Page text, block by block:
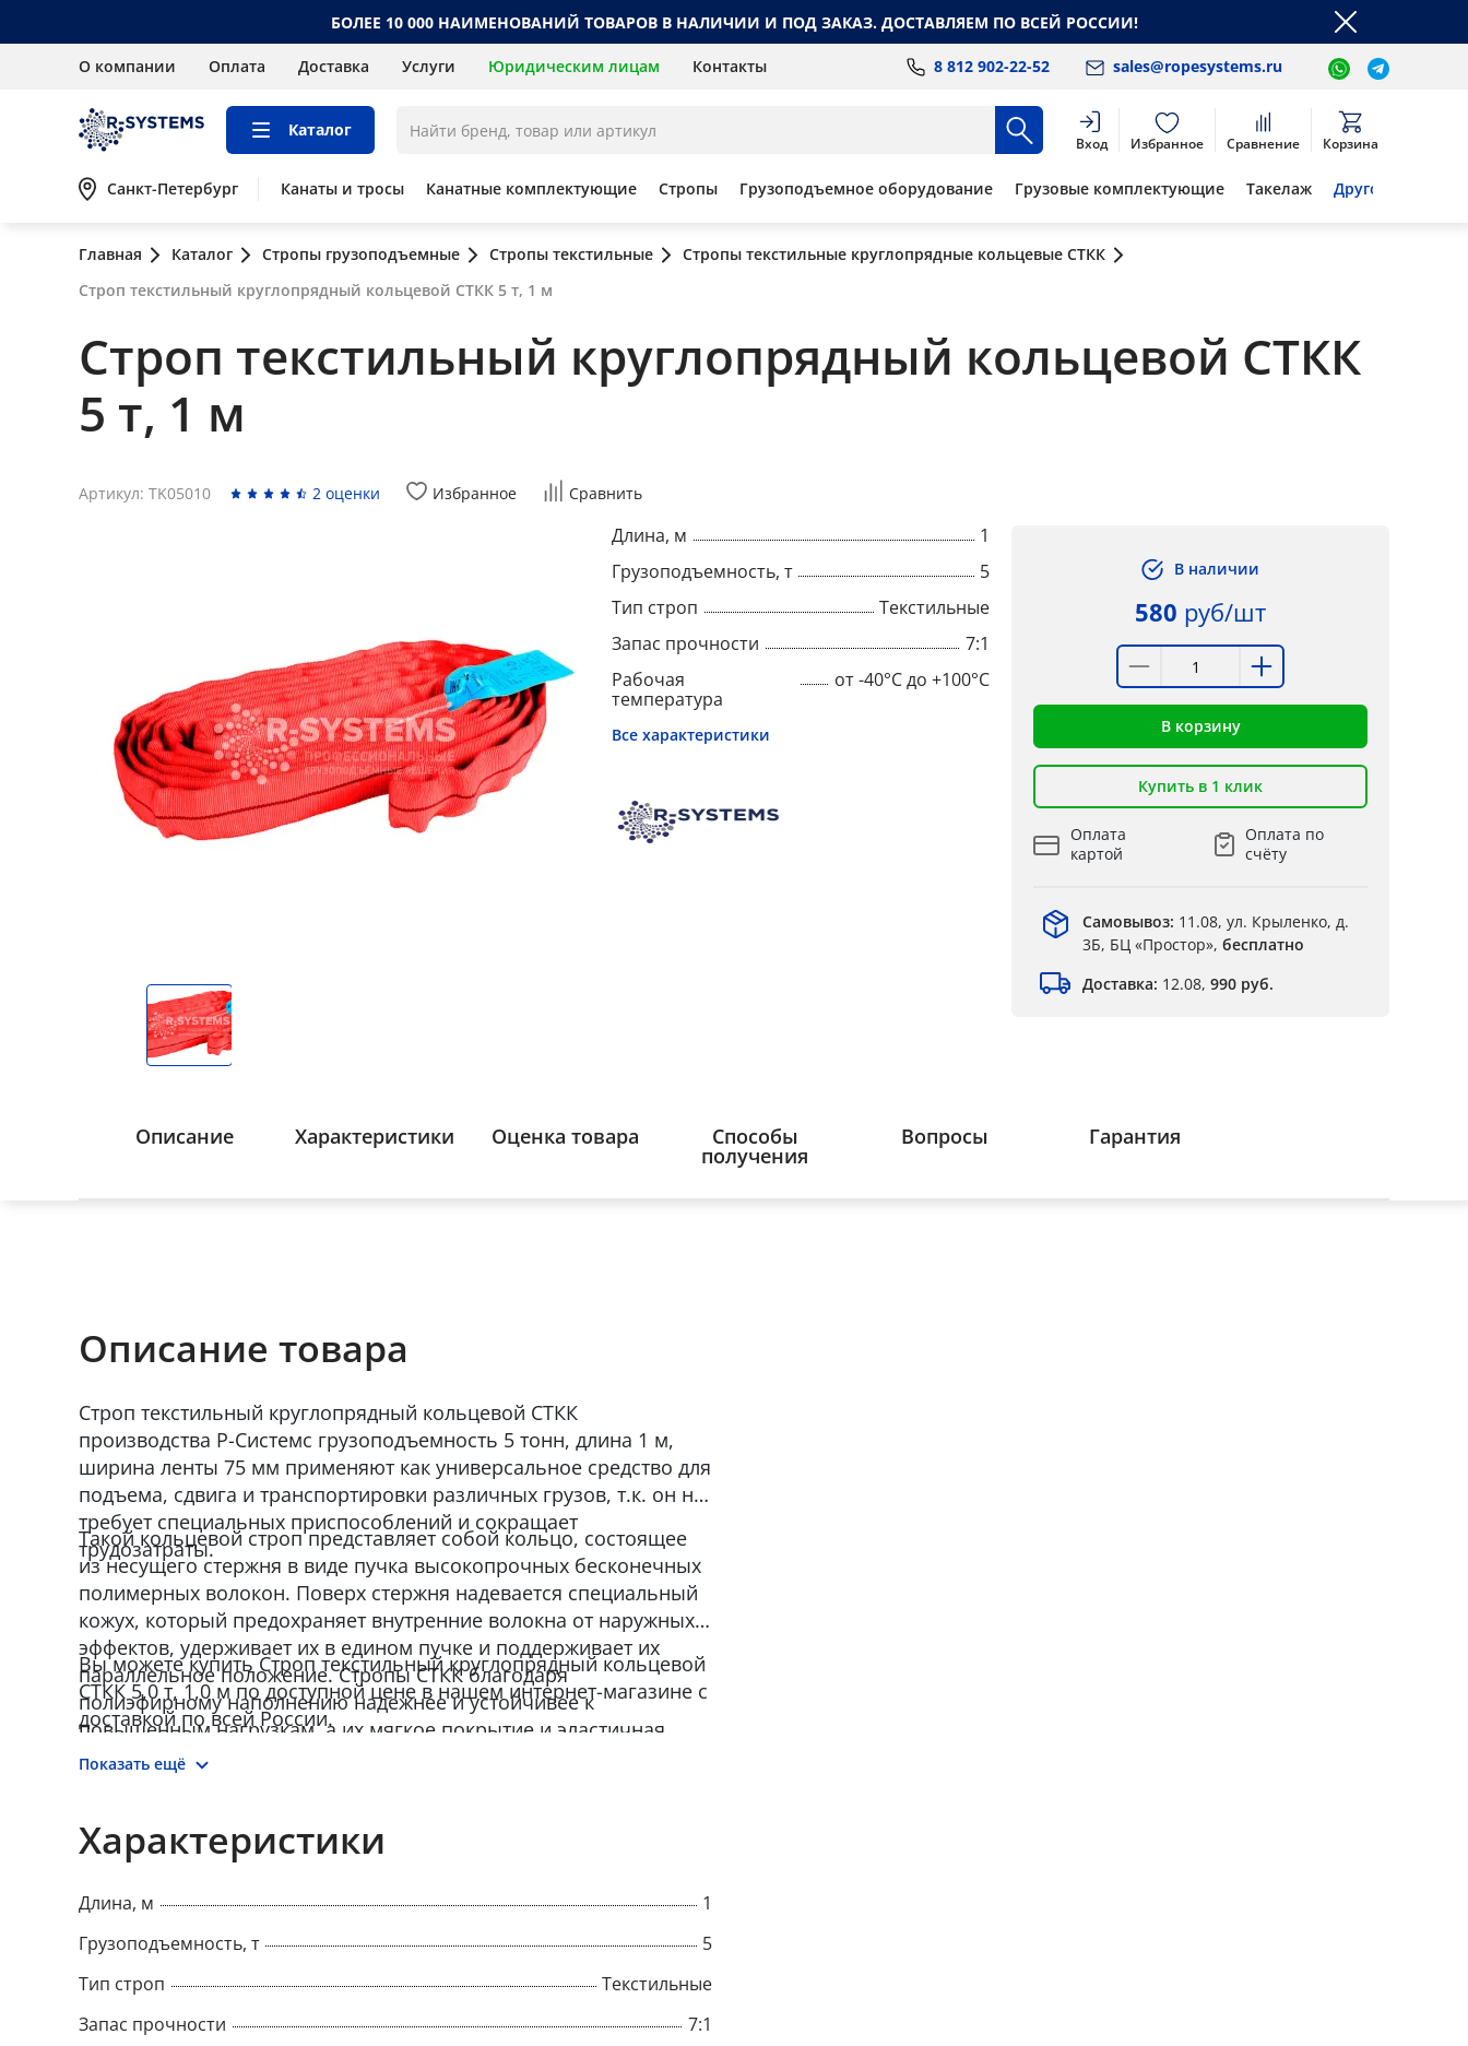
БОЛЕЕ 10 000 НАИМЕНОВАНИЙ ТОВАРОВ В НАЛИЧИИ И ПОД ЗАКАЗ. ДОСТАВЛЯЕМ ПО ВСЕЙ РОССИИ!
О компании Оплата Доставка Услуги Юридическим лицам Контакты 8 812 902-22-52 sales@ropesystems.ru
Каталог
Вход Избранное Сравнение Корзина
Санкт-Петербург Канаты и тросы Канатные комплектующие Стропы Грузоподъемное оборудование Грузовые комплектующие Такелаж Другое
Главная Каталог Стропы грузоподъемные Стропы текстильные
Стропы текстильные круглопрядные кольцевые СТКК
Строп текстильный круглопрядный кольцевой СТКК 5 т, 1 м
Строп текстильный круглопрядный кольцевой СТКК
5 т, 1 м
Артикул: TK05010 2 оценки Избранное Сравнить
Длина, м
1
Грузоподъемность, т
5
Тип строп
Текстильные
Запас прочности
7:1
Рабочая
температура
от -40°C до +100°C
Все характеристики
В наличии
580 руб/шт
В корзину
Купить в 1 клик
Оплата
картой
Оплата по
счёту
Самовывоз: 11.08, ул. Крыленко, д.
3Б, БЦ «Простор», бесплатно
Доставка: 12.08, 990 руб.
Описание Характеристики Оценка товара Способы
получения
Вопросы Гарантия
Описание товара
Строп текстильный круглопрядный кольцевой СТКК
производства Р-Системс грузоподъемность 5 тонн, длина 1 м,
ширина ленты 75 мм применяют как универсальное средство для
подъема, сдвига и транспортировки различных грузов, т.к. он не
требует специальных приспособлений и сокращает
трудозатраты.
Такой кольцевой строп представляет собой кольцо, состоящее
из несущего стержня в виде пучка высокопрочных бесконечных
полимерных волокон. Поверх стержня надевается специальный
кожух, который предохраняет внутренние волокна от наружных
эффектов, удерживает их в едином пучке и поддерживает их
параллельное положение. Стропы СТКК благодаря
полиэфирному наполнению надежнее и устойчивее к
повышенным нагрузкам, а их мягкое покрытие и эластичная
структура гарантирует плотное прилегание и сохранность груза.
основе. Требования к устройству и безопасной эксплуатации».
Вы можете купить Строп текстильный круглопрядный кольцевой
СТКК 5,0 т, 1,0 м по доступной цене в нашем интернет-магазине с
доставкой по всей России.
Показать ещё
Характеристики
Длина, м
1
Грузоподъемность, т
5
Тип строп
Текстильные
Запас прочности
7:1